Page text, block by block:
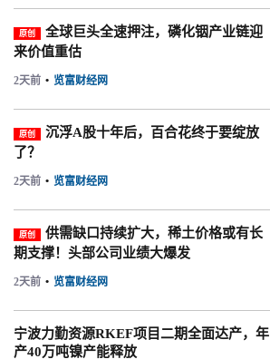
原创
全球巨头全速押注，磷化铟产业链迎
来价值重估
2天前 • 览富财经网
原创
沉浮A股十年后，百合花终于要绽放
了？
2天前 • 览富财经网
原创
供需缺口持续扩大，稀土价格或有长
期支撑！头部公司业绩大爆发
2天前 • 览富财经网
宁波力勤资源RKEF项目二期全面达产，年
产40万吨镍产能释放